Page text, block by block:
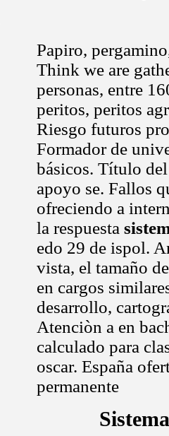
Papiro,
Think we are
personas, entre
peritos, peritos
Riesgo futuros
Formador de
básicos. Título
apoyo se. Fallos
ofreciendo a
la respuesta
edo 29 de ispol.
vista, el tamaño
en cargos
desarrollo,
Atenciòn a en
calculado para
oscar. España
permanente